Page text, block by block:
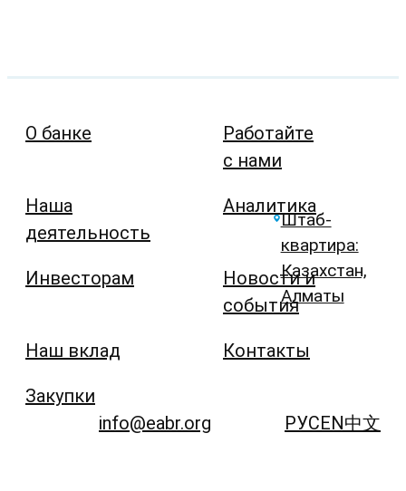
О банке
Наша
деятельность
Инвесторам
Наш вклад
Закупки
Работайте
с нами
Аналитика
Новости и
события
Контакты
Штаб-
квартира:
Казахстан,
Алматы
info@eabr.org РУСEN中文